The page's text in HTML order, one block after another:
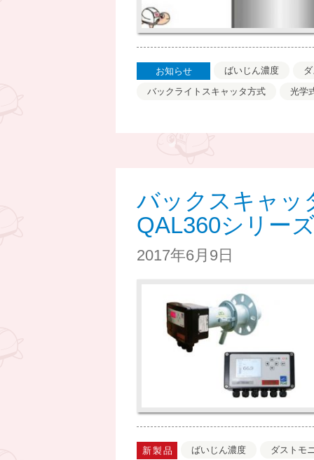
お知らせ ばいじん濃度
バックライトスキャッタ方式
光学
バックスキャッ
QAL360シリー
2017年6月9日
新製品 ばいじん濃度
ダストモ